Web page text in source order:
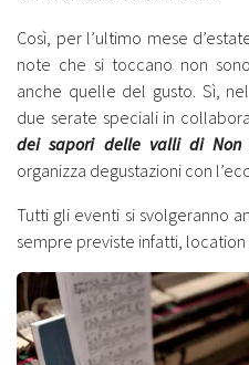
Così, per l’ultimo mese
note che si toccano non
anche quelle del gusto. Sì, nel
due serate speciali in
dei sapori delle valli di Non
organizza degustazioni con
Tutti gli eventi si svolgeranno
sempre previste infatti,